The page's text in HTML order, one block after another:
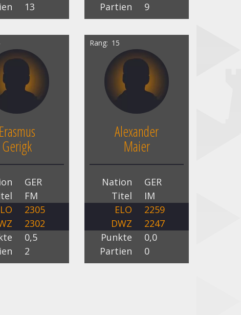
13
Partien
9
Erasmus
Gerigk
GER
FM
2305
2302
0,5
2
Rang 15
Alexander
Maier
Nation
GER
Titel
IM
ELO
2259
DWZ
2247
Punkte
0,0
Partien
0